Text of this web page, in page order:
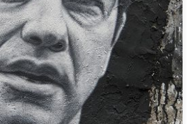
Primer Ministro de Grecia, Alexis
como el “Gobierno de salvación
pasaban por renegociar la deuda,
y luchar contra la corrupción y la
que debían pasar por el Parlamento […]